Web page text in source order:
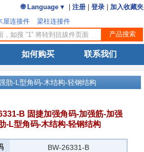
🌐 Language ▾ 注册 登录
加入收藏夹
屋连接件 梁柱连接件
如何购买 联系我们
肋-L型角码-木结构-轻钢结构
B 固捷加强角码-加强筋-加强
-L型角码-木结构-轻钢结构
BW-26331-B